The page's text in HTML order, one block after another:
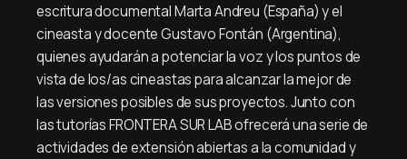
escritura documental Marta Andreu (España) y el
cineasta y docente Gustavo Fontán (Argentina),
quienes ayudarán a potenciar la voz y los puntos de
vista de los/as cineastas para alcanzar la mejor de
las versiones posibles de sus proyectos. Junto con
las tutorías FRONTERA SUR LAB ofrecerá una serie de
actividades de extensión abiertas a la comunidad y